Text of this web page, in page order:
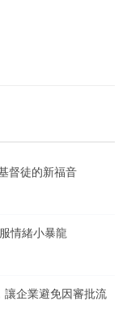
督徒的新福音
情緒小暴龍
企業避免因審批流